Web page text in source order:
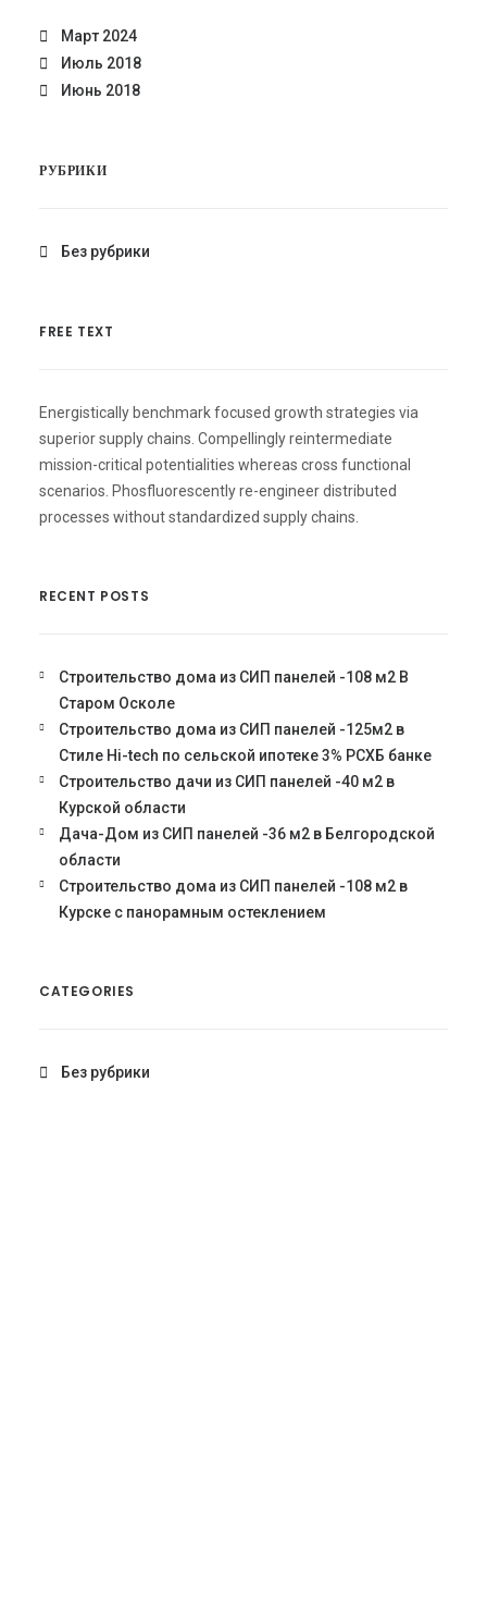
Март 2024
Июль 2018
Июнь 2018
РУБРИКИ
Без рубрики
FREE TEXT
Energistically benchmark focused growth strategies via
superior supply chains. Compellingly reintermediate
mission-critical potentialities whereas cross functional
scenarios. Phosfluorescently re-engineer distributed
processes without standardized supply chains.
RECENT POSTS
Строительство дома из СИП панелей -108 м2 В
Старом Осколе
Строительство дома из СИП панелей -125м2 в
Стиле Hi-tech по сельской ипотеке 3% РСХБ банке
Строительство дачи из СИП панелей -40 м2 в
Курской области
Дача-Дом из СИП панелей -36 м2 в Белгородской
области
Строительство дома из СИП панелей -108 м2 в
Курске с панорамным остеклением
CATEGORIES
Без рубрики